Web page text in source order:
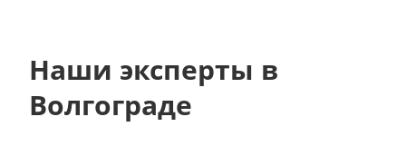
Наши эксперты в
Волгограде